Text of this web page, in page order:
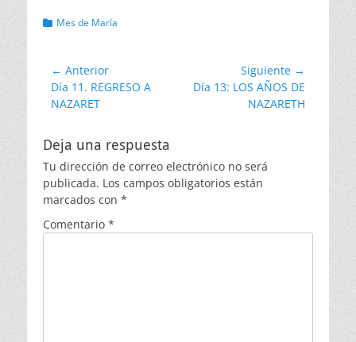
Categorias
Mes de María
Navegación
de
entradas
← Anterior
Entrada
anterior:
Día 11. REGRESO A
NAZARET
Siguiente →
Entrada
Día 13: LOS AÑOS DE
NAZARETH
Deja una respuesta
Tu dirección de correo electrónico no será
publicada. Los campos obligatorios están
marcados con *
Comentario *